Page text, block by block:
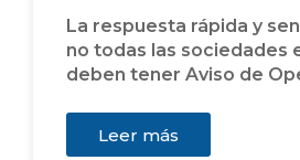
La respuesta rápida y
no todas las sociedades
deben tener Aviso de
Leer más